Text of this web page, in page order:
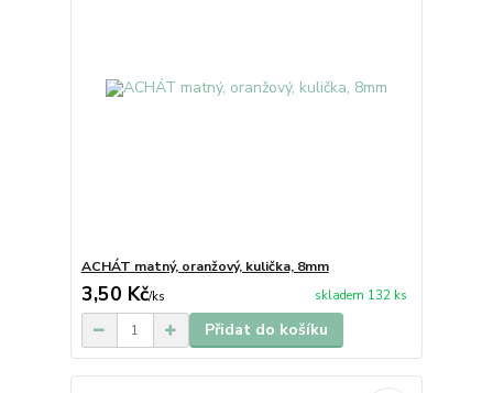
ACHÁT matný, oranžový, kulička, 8mm
3,50 Kč/ks skladem 132 ks
Přidat do košíku